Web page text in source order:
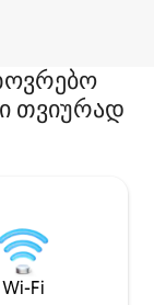
თვიურად
Wi-Fi